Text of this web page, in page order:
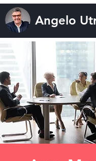
Angelo